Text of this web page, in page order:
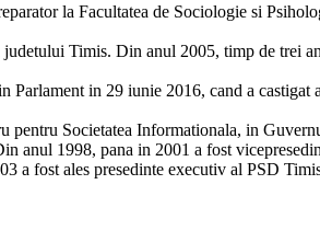
la Facultatea de Sociologie si
Timis. Din anul 2005, timp de trei
in 29 iunie 2016, cand a
pentru Societatea Informationala, in
1998, pana in 2001 a fost
fost ales presedinte executiv al PSD